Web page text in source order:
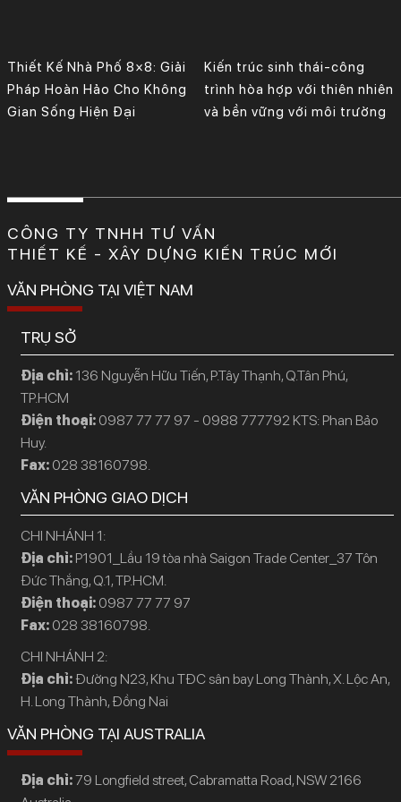
Thiết Kế Nhà Phố 8×8: Giải
Pháp Hoàn Hảo Cho Không
Gian Sống Hiện Đại
Kiến trúc sinh thái-công
trình hòa hợp với thiên nhiên
và bền vững với môi trường
CÔNG TY TNHH TƯ VẤN
THIẾT KẾ - XÂY DỰNG KIẾN TRÚC MỚI
VĂN PHÒNG TẠI VIỆT NAM
TRỤ SỞ
Địa chỉ: 136 Nguyễn Hữu Tiến, P.Tây Thạnh, Q.Tân Phú,
TP.HCM
Điện thoại: 0987 77 77 97 - 0988 777792 KTS: Phan Bảo
Huy.
Fax: 028 38160798.
VĂN PHÒNG GIAO DỊCH
CHI NHÁNH 1:
Địa chỉ: P1901_Lầu 19 tòa nhà Saigon Trade Center_37 Tôn
Đức Thắng, Q.1, TP.HCM.
Điện thoại: 0987 77 77 97
Fax: 028 38160798.
CHI NHÁNH 2:
Địa chỉ:Đường N23, Khu TĐC sân bay Long Thành, X. Lộc An,
H. Long Thành, Đồng Nai
VĂN PHÒNG TẠI AUSTRALIA
Địa chỉ:79 Longfield street, Cabramatta Road, NSW 2166